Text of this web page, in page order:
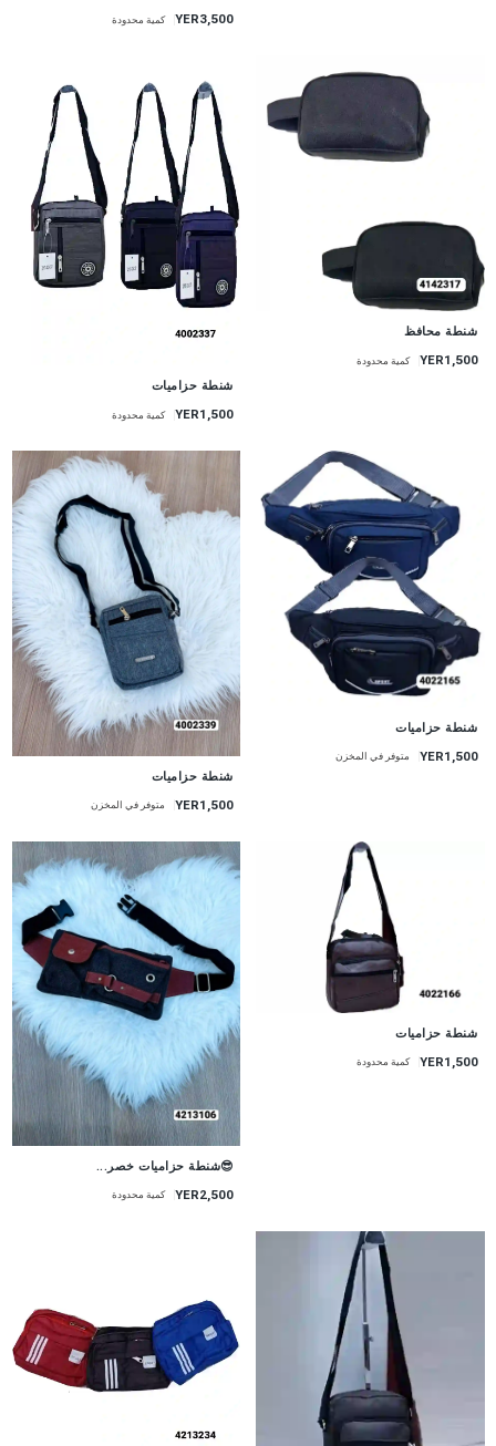
YER3,500 كمية محدودة
شنطة محافظ
YER1,500 كمية محدودة
شنطة حزاميات
YER1,500 كمية محدودة
شنطة حزاميات
YER1,500 متوفر في المخزن
شنطة حزاميات
YER1,500 متوفر في المخزن
شنطة حزاميات
YER1,500 كمية محدودة
😎شنطة حزاميات خصر...
YER2,500 كمية محدودة